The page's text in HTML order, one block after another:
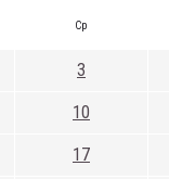
Ср
3
10
17